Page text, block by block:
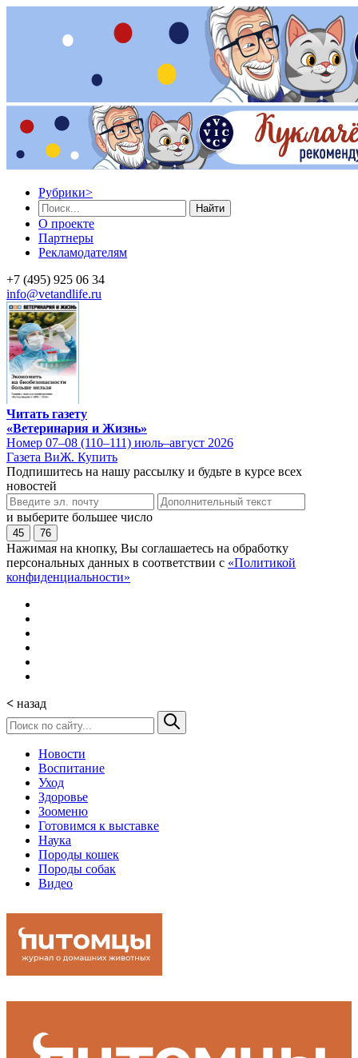
Рубрики>
Найти
О проекте
Партнеры
Рекламодателям
+7 (495) 925 06 34
info@vetandlife.ru
Читать газету
«Ветеринария и Жизнь»
Номер 07–08 (110–111) июль–август 2026
Газета ВиЖ. Купить
Подпишитесь на нашу рассылку и будьте в курсе всех
новостей
и выберите большее число
45 76
Нажимая на кнопку, Вы соглашаетесь на обработку
персональных данных в соответствии с «Политикой
конфиденциальности»
< назад
Новости
Воспитание
Уход
Здоровье
Зооменю
Готовимся к выставке
Наука
Породы кошек
Породы собак
Видео